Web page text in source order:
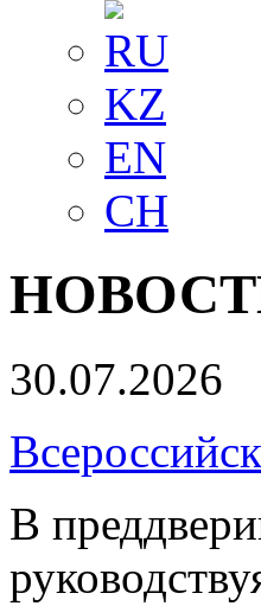
RU
KZ
EN
CH
30.07.2026
В